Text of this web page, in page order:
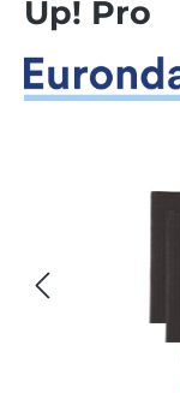
Up! Pro